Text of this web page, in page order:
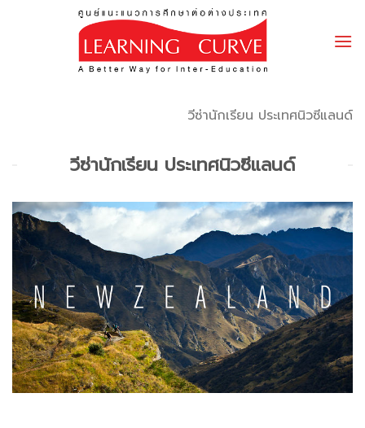
วีซ่านักเรียน ประเทศนิวซีแลนด์
วีซ่านักเรียน ประเทศนิวซีแลนด์